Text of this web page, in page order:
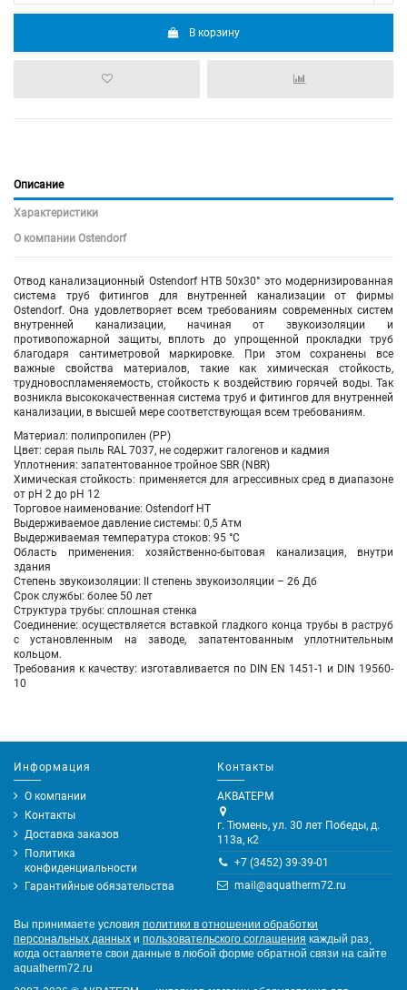
В корзину
Описание
Характеристики
О компании Ostendorf
Отвод канализационный Ostendorf HTB 50х30° это модернизированная
система труб фитингов для внутренней канализации от фирмы
Ostendorf. Она удовлетворяет всем требованиям современных систем
внутренней канализации, начиная от звукоизоляции и
противопожарной защиты, вплоть до упрощенной прокладки труб
благодаря сантиметровой маркировке. При этом сохранены все
важные свойства материалов, такие как химическая стойкость,
трудновоспламеняемость, стойкость к воздействию горячей воды. Так
возникла высококачественная система труб и фитингов для внутренней
канализации, в высшей мере соответствующая всем требованиям.
Материал: полипропилен (PP)
Цвет: серая пыль RAL 7037, не содержит галогенов и кадмия
Уплотнения: запатентованное тройное SBR (NBR)
Химическая стойкость: применяется для агрессивных сред в диапазоне
от pH 2 до pH 12
Торговое наименование: Ostendorf HT
Выдерживаемое давление системы: 0,5 Атм
Выдерживаемая температура стоков: 95 °C
Область применения: хозяйственно-бытовая канализация, внутри
здания
Степень звукоизоляции: II степень звукоизоляции – 26 Дб
Срок службы: более 50 лет
Структура трубы: сплошная стенка
Соединение: осуществляется вставкой гладкого конца трубы в раструб
с установленным на заводе, запатентованным уплотнительным
кольцом.
Требования к качеству: изготавливается по DIN EN 1451-1 и DIN 19560-
10
Информация
О компании
Контакты
Доставка заказов
Политика
конфиденциальности
Гарантийные обязательства
Контакты
АКВАТЕРМ
г. Тюмень, ул. 30 лет Победы, д.
113а, к2
+7 (3452) 39-39-01
mail@aquatherm72.ru
Вы принимаете условия политики в отношении обработки
персональных данных и пользовательского соглашения каждый раз,
когда оставляете свои данные в любой форме обратной связи на сайте
aquatherm72.ru